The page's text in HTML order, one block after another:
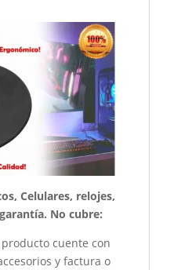
Celulares, relojes,
No cubre:
cuente con
y factura o